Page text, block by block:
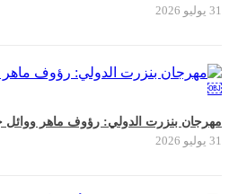
31 يوليو 2026
مهرجان بنزرت الدولي: رؤوف ماهر
31 يوليو 2026